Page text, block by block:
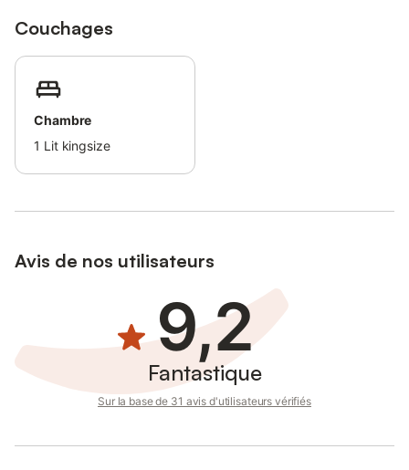
Couchages
Chambre
1 Lit kingsize
Avis de nos utilisateurs
9,2
Fantastique
Sur la base de 31 avis d'utilisateurs vérifiés